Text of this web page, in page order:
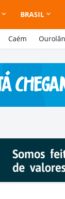
BRASIL
Caém